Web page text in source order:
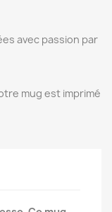
avec passion par
mug est imprimé